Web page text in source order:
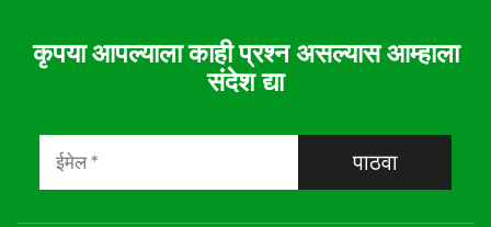
कृपया आपल्याला काही प्रश्न असल्यास आम्हाला
संदेश द्या
पाठवा